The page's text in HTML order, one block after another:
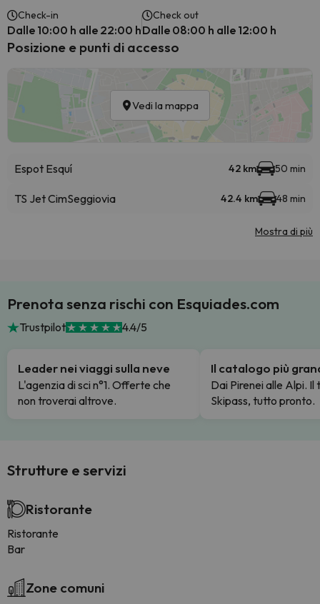
Check-in
Dalle 10:00 h alle 22:00 h
Check out
Dalle 08:00 h alle 12:00 h
Posizione e punti di accesso
Vedi la mappa
Espot Esquí 42 km 50 min
TS Jet CimSeggiovia 42.4 km 48 min
Mostra di più
Prenota senza rischi con Esquiades.com
Trustpilot 4.4/5
Leader nei viaggi sulla neve
L'agenzia di sci n°1. Offerte che
non troverai altrove.
Il catalogo più
Dai Pirenei alle Alpi. Il
Skipass, tutto pronto.
Strutture e servizi
Ristorante
Ristorante
Bar
Zone comuni